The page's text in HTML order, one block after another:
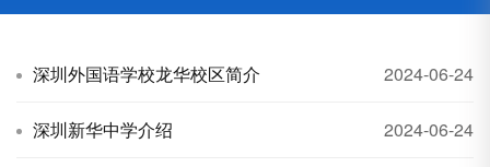
深圳外国语学校龙华校区简介 2024-06-24
深圳新华中学介绍 2024-06-24